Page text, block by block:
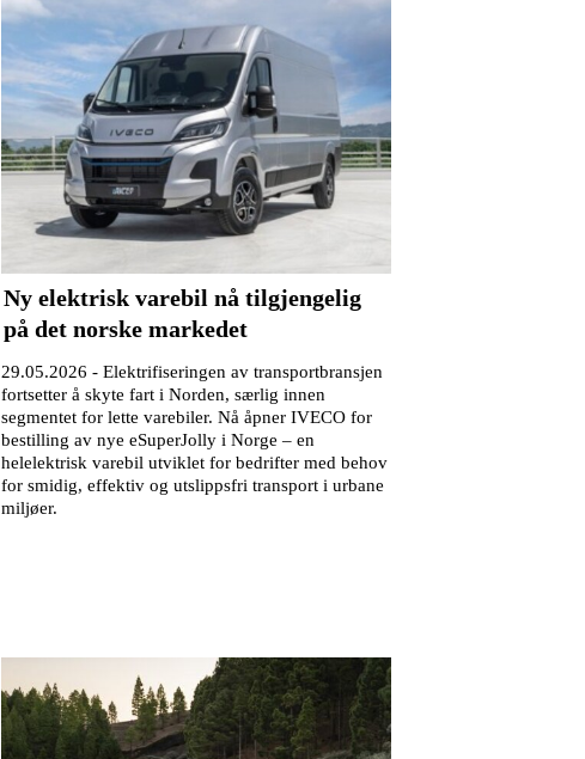
Ny elektrisk varebil nå tilgjengelig
på det norske markedet
29.05.2026 - Elektrifiseringen av transportbransjen
fortsetter å skyte fart i Norden, særlig innen
segmentet for lette varebiler. Nå åpner IVECO for
bestilling av nye eSuperJolly i Norge – en
helelektrisk varebil utviklet for bedrifter med behov
for smidig, effektiv og utslippsfri transport i urbane
miljøer.